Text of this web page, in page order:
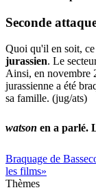
Seconde
Quoi qu'il en soit,
jurassien. Le
Ainsi, en novembre
jurassienne a été
sa famille. (jug/ats)
watson en a parlé.
Braquage de
les films»
Thèmes